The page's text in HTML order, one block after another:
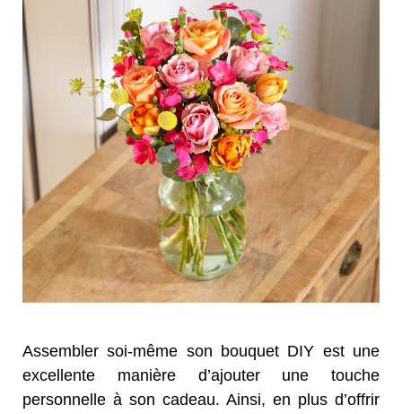
Assembler soi-même son bouquet DIY est une
excellente manière d’ajouter une touche
personnelle à son cadeau. Ainsi, en plus d’offrir